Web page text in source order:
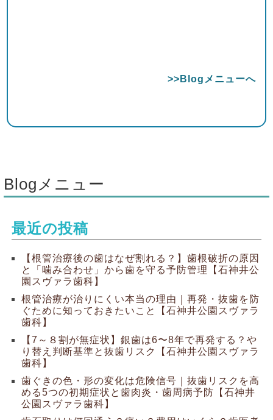
>>Blogメニューへ
Blogメニュー
最近の投稿
【根管治療後の歯はなぜ割れる？】歯根破折の原因
と「噛み合わせ」から歯を守る予防管理【石神井公
園スヴァラ歯科】
根管治療が治りにくい本当の理由｜再発・抜歯を防
ぐために知っておきたいこと【石神井公園スヴァラ
歯科】
【7～８割が無症状】銀歯は6〜8年で再発する？や
り替え判断基準と抜歯リスク【石神井公園スヴァラ
歯科】
歯ぐきの色・形の変化は危険信号｜抜歯リスクを高
める5つの初期症状と歯肉炎・歯周病予防【石神井
公園スヴァラ歯科】